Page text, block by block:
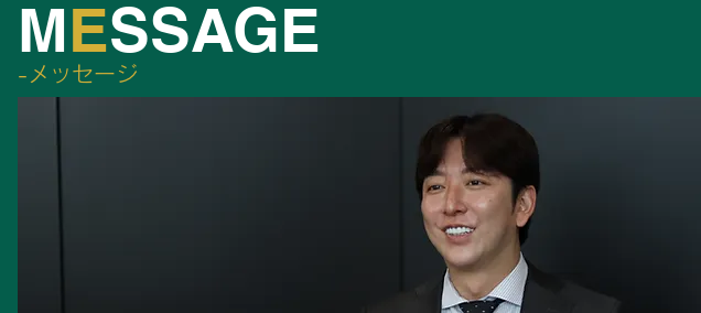
-​メッセージ
MESSAGE